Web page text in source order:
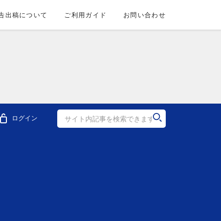
出稿について ご利用ガイド お問い合わせ
ログイン